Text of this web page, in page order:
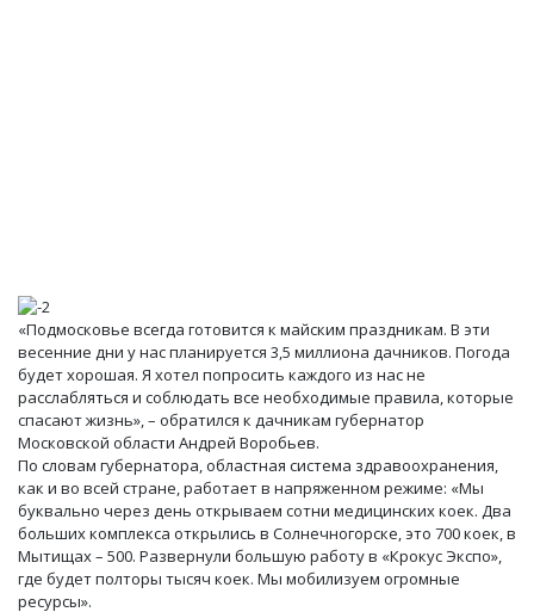
«Подмосковье всегда готовится к майским праздникам. В эти
весенние дни у нас планируется 3,5 миллиона дачников. Погода
будет хорошая. Я хотел попросить каждого из нас не
расслабляться и соблюдать все необходимые правила, которые
спасают жизнь», – обратился к дачникам губернатор
Московской области Андрей Воробьев.
По словам губернатора, областная система здравоохранения,
как и во всей стране, работает в напряженном режиме: «Мы
буквально через день открываем сотни медицинских коек. Два
больших комплекса открылись в Солнечногорске, это 700 коек, в
Мытищах – 500. Развернули большую работу в «Крокус Экспо»,
где будет полторы тысяч коек. Мы мобилизуем огромные
ресурсы».